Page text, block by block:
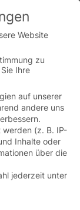
Website
zu
Ihre
auf unserer
andere uns
(z. B. IP-
Inhalte oder
über die
jederzeit unter